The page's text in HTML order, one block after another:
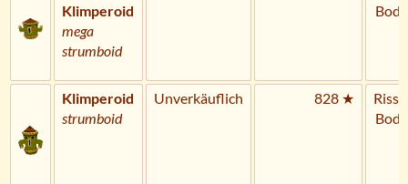
Klimperoid
mega
strumboid
Klimperoid
strumboid
Unverkäuflich 828 ★
Riss